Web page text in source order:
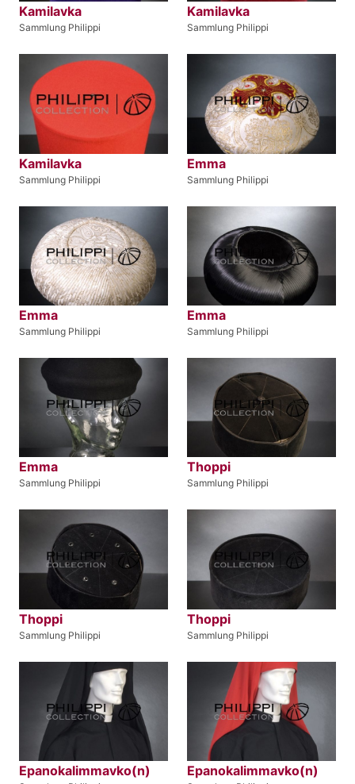
Kamilavka
Sammlung Philippi
Kamilavka
Sammlung Philippi
Kamilavka
Sammlung Philippi
Emma
Sammlung Philippi
Emma
Sammlung Philippi
Emma
Sammlung Philippi
Emma
Sammlung Philippi
Thoppi
Sammlung Philippi
Thoppi
Sammlung Philippi
Thoppi
Sammlung Philippi
Epanokalimmavko(n) Epanokalimmavko(n)